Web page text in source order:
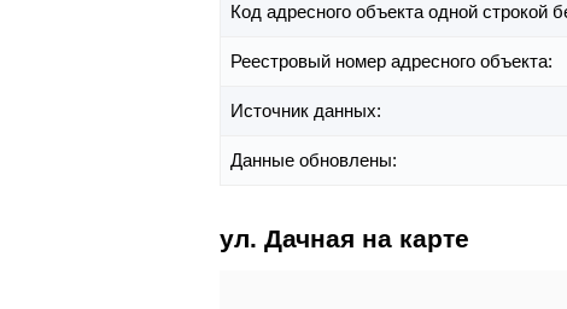
Код адресного объекта одной строкой
Реестровый номер адресного объекта:
Источник данных:
Данные обновлены:
ул. Дачная на карте